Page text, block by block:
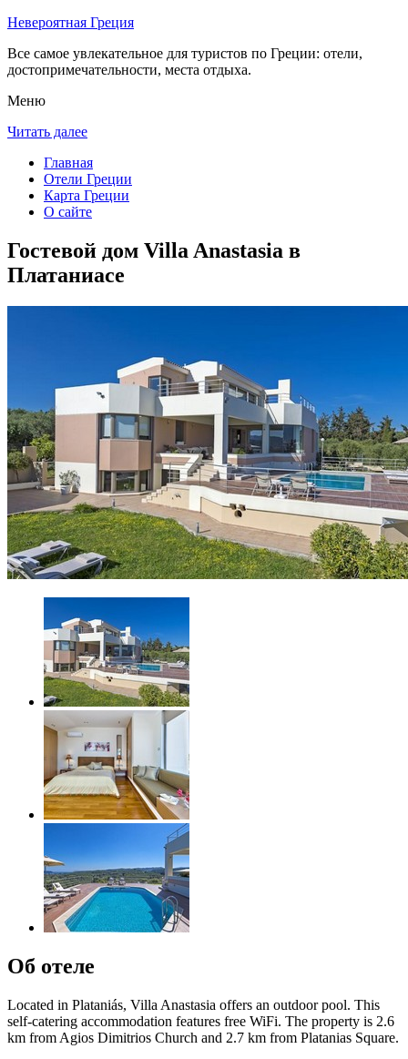
Невероятная Греция
Все самое увлекательное для туристов по Греции: отели,
достопримечательности, места отдыха.
Меню
Читать далее
Главная
Отели Греции
Карта Греции
О сайте
Гостевой дом Villa Anastasia в
Платаниасе
Об отеле
Located in Plataniás, Villa Anastasia offers an outdoor pool. This
self-catering accommodation features free WiFi. The property is 2.6
km from Agios Dimitrios Church and 2.7 km from Platanias Square.